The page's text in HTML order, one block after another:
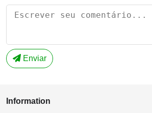
Enviar
Information